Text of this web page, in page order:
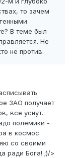
то зачем
В теме был
Не
не против.
ЗАО получает
все уснут.
полемики -
в космос
со своими
ради Бога! ;)/>